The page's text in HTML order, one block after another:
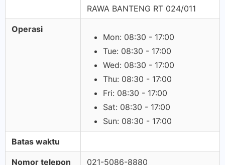
RAWA BANTENG RT 024/011
Operasi
Mon: 08:30 - 17:00
Tue: 08:30 - 17:00
Wed: 08:30 - 17:00
Thu: 08:30 - 17:00
Fri: 08:30 - 17:00
Sat: 08:30 - 17:00
Sun: 08:30 - 17:00
Batas waktu
Nomor telepon 021-5086-8880